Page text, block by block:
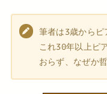
筆者は3歳から
これ30年以上ピ
おらず、なぜか